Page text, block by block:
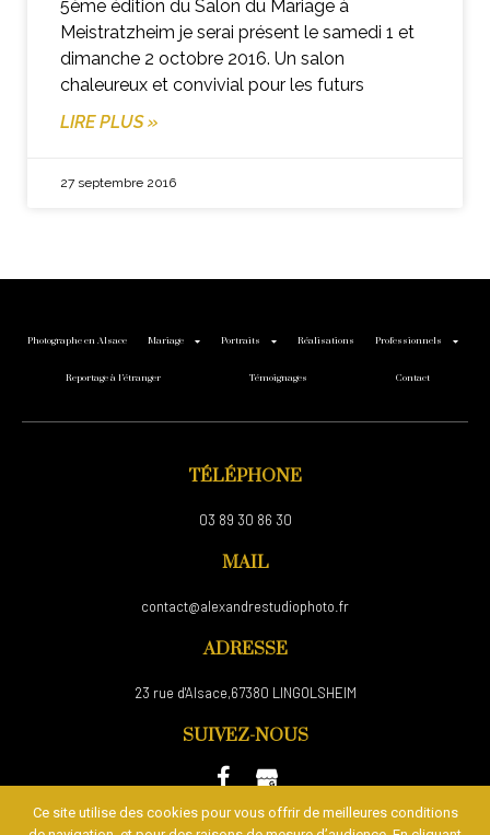
5ème édition du Salon du Mariage à
Meistratzheim je serai présent le samedi 1 et
dimanche 2 octobre 2016. Un salon
chaleureux et convivial pour les futurs
LIRE PLUS »
27 septembre 2016
Photographe en Alsace Mariage Portraits Réalisations Professionnels
Reportage à l’étranger Témoignages Contact
TÉLÉPHONE
03 89 30 86 30
MAIL
contact@alexandrestudiophoto.fr
ADRESSE
23 rue d'Alsace,67380 LINGOLSHEIM
SUIVEZ-NOUS
Ce site utilise des cookies pour vous offrir de meilleures conditions